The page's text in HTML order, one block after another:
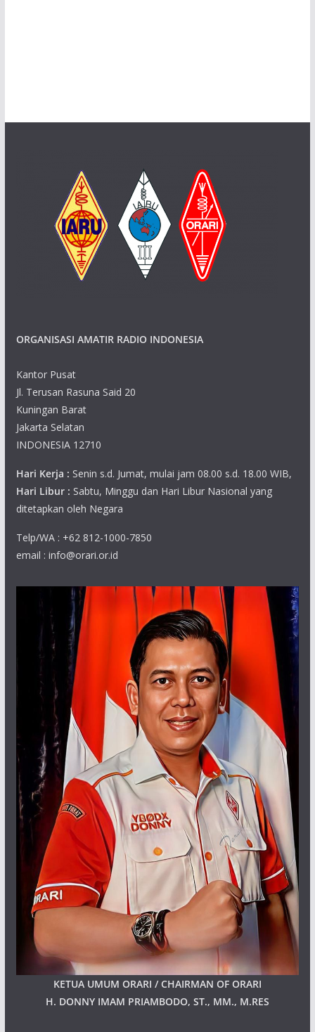
ORGANISASI AMATIR RADIO INDONESIA
Kantor Pusat
Jl. Terusan Rasuna Said 20
Kuningan Barat
Jakarta Selatan
INDONESIA 12710
Hari Kerja : Senin s.d. Jumat, mulai jam 08.00 s.d. 18.00 WIB,
Hari Libur : Sabtu, Minggu dan Hari Libur Nasional yang
ditetapkan oleh Negara
Telp/WA : +62 812-1000-7850
email : info@orari.or.id
KETUA UMUM ORARI / CHAIRMAN OF ORARI
H. DONNY IMAM PRIAMBODO, ST., MM., M.RES